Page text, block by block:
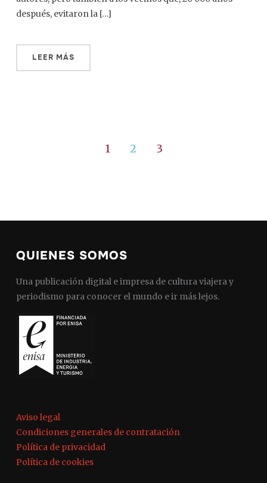
después, evitaron la […]
LEER MÁS
1 2 3
QUIENES SOMOS
Una publicación digital e impresa de cultura viajera y
periodismo para conocer el mundo e ir más lejos.
Aviso legal
Condiciones generales de contratación
Política de privacidad
Política de cookies